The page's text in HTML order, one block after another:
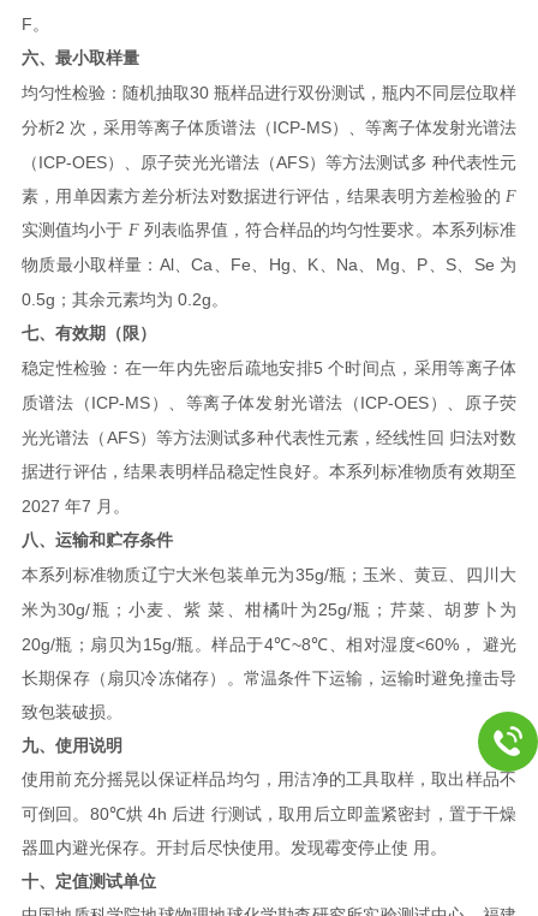
F 。
六、最小取样量
均匀性检验：随机抽取30 瓶样品进行双份测试，瓶内不同层位取样
分析2 次，采用等离子体质谱法（ ICP-MS）、等离子体发射光谱法
（ ICP-OES）、原子荧光光谱法（AFS）等方法测试多 种代表性元
素，用单因素方差分析法对数据进行评估，结果表明方差检验的 F
实测值均小于 F 列表临界值，符合样品的均匀性要求。 本系列标准
物质最小取样量： Al、Ca Fe Hg K Na Mg P S Se 为
0.5g ；其余元素均为 0.2g 。
七、有效期（限）
稳定性检验：在一年内先密后疏地安排5个时间点，采用等离子体
质谱法（ ICP-MS ）、等离子体发射光谱法（ ICP-OES ）、原子荧
光光谱法（ AFS）等方法测试多种代表性元素，经线性回 归法对数
据进行评估，结果表明样品稳定性良好。 本系列标准物质有效期至
2027 年7 月。
八、运输和贮存条件
本系列标准物质辽宁大米包装单元为35g/瓶；玉米、黄豆、四川大
米为30g/瓶；小麦、紫菜、柑橘叶为 25g/瓶；芹菜、胡萝卜为
20g/瓶；扇贝为 15g/瓶。样品于4℃~8℃ 、相对湿度<60% ， 避光
长期保存（扇贝冷冻储存）。常温条件下运输，运输时避免撞击导
致包装破损。
九、使用说明
使用前充分摇晃以保证样品均匀，用洁净的工具取样，取出样品不
可倒回。 80℃烘4h 后进 行测试，取用后立即盖紧密封，置于干燥
器皿内避光保存。开封后尽快使用。发现霉变停止使 用。
十、定值测试单位